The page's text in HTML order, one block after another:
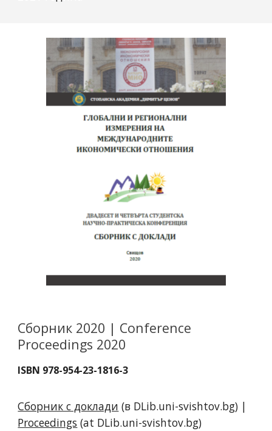
Сборник 2020 | Conference
Proceedings 2020
ISBN 978-954-23-1816-3
Сборник с доклади (в DLib.uni-svishtov.bg) |
Proceedings (at DLib.uni-svishtov.bg)